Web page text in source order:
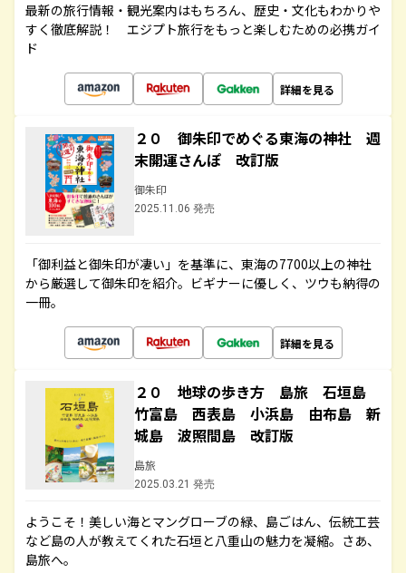
最新の旅行情報・観光案内はもちろん、歴史・文化もわかりや
すく徹底解説！ エジプト旅行をもっと楽しむための必携ガイ
ド
詳細を見る
２０ 御朱印でめぐる東海の神社 週
末開運さんぽ 改訂版
御朱印
2025.11.06 発売
「御利益と御朱印が凄い」を基準に、東海の7700以上の神社
から厳選して御朱印を紹介。ビギナーに優しく、ツウも納得の
一冊。
詳細を見る
２０ 地球の歩き方 島旅 石垣島
竹富島 西表島 小浜島 由布島 新
城島 波照間島 改訂版
島旅
2025.03.21 発売
ようこそ！美しい海とマングローブの緑、島ごはん、伝統工芸
など島の人が教えてくれた石垣と八重山の魅力を凝縮。さあ、
島旅へ。